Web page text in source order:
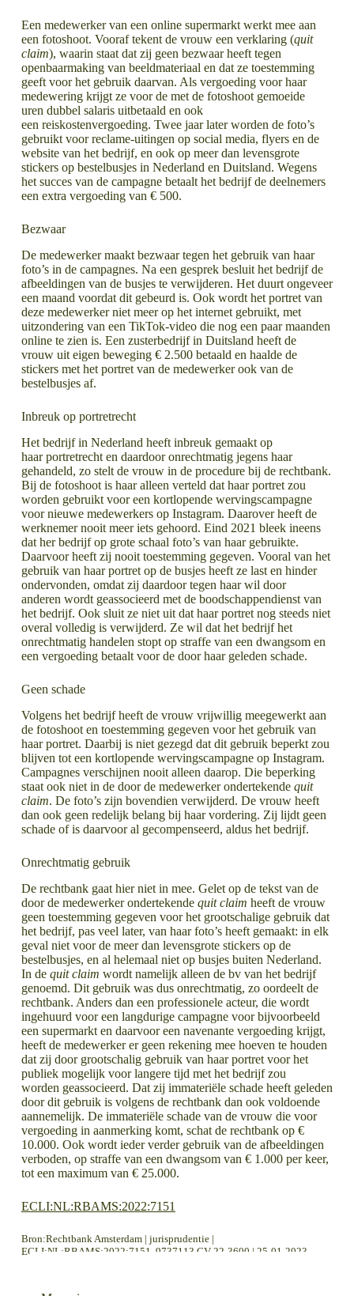
Een medewerker van een online supermarkt werkt mee aan
een fotoshoot. Vooraf tekent de vrouw een verklaring (quit
claim), waarin staat dat zij geen bezwaar heeft tegen
openbaarmaking van beeldmateriaal en dat ze toestemming
geeft voor het gebruik daarvan. Als vergoeding voor haar
medewering krijgt ze voor de met de fotoshoot gemoeide
uren dubbel salaris uitbetaald en ook
een reiskostenvergoeding. Twee jaar later worden de foto’s
gebruikt voor reclame-uitingen op social media, flyers en de
website van het bedrijf, en ook op meer dan levensgrote
stickers op bestelbusjes in Nederland en Duitsland. Wegens
het succes van de campagne betaalt het bedrijf de deelnemers
een extra vergoeding van € 500.
Bezwaar
De medewerker maakt bezwaar tegen het gebruik van haar
foto’s in de campagnes. Na een gesprek besluit het bedrijf de
afbeeldingen van de busjes te verwijderen. Het duurt ongeveer
een maand voordat dit gebeurd is. Ook wordt het portret van
deze medewerker niet meer op het internet gebruikt, met
uitzondering van een TikTok-video die nog een paar maanden
online te zien is. Een zusterbedrijf in Duitsland heeft de
vrouw uit eigen beweging € 2.500 betaald en haalde de
stickers met het portret van de medewerker ook van de
bestelbusjes af.
Inbreuk op portretrecht
Het bedrijf in Nederland heeft inbreuk gemaakt op
haar portretrecht en daardoor onrechtmatig jegens haar
gehandeld, zo stelt de vrouw in de procedure bij de rechtbank.
Bij de fotoshoot is haar alleen verteld dat haar portret zou
worden gebruikt voor een kortlopende wervingscampagne
voor nieuwe medewerkers op Instagram. Daarover heeft de
werknemer nooit meer iets gehoord. Eind 2021 bleek ineens
dat her bedrijf op grote schaal foto’s van haar gebruikte.
Daarvoor heeft zij nooit toestemming gegeven. Vooral van het
gebruik van haar portret op de busjes heeft ze last en hinder
ondervonden, omdat zij daardoor tegen haar wil door
anderen wordt geassocieerd met de boodschappendienst van
het bedrijf. Ook sluit ze niet uit dat haar portret nog steeds niet
overal volledig is verwijderd. Ze wil dat het bedrijf het
onrechtmatig handelen stopt op straffe van een dwangsom en
een vergoeding betaalt voor de door haar geleden schade.
Geen schade
Volgens het bedrijf heeft de vrouw vrijwillig meegewerkt aan
de fotoshoot en toestemming gegeven voor het gebruik van
haar portret. Daarbij is niet gezegd dat dit gebruik beperkt zou
blijven tot een kortlopende wervingscampagne op Instagram.
Campagnes verschijnen nooit alleen daarop. Die beperking
staat ook niet in de door de medewerker ondertekende quit
claim. De foto’s zijn bovendien verwijderd. De vrouw heeft
dan ook geen redelijk belang bij haar vordering. Zij lijdt geen
schade of is daarvoor al gecompenseerd, aldus het bedrijf.
Onrechtmatig gebruik
De rechtbank gaat hier niet in mee. Gelet op de tekst van de
door de medewerker ondertekende quit claim heeft de vrouw
geen toestemming gegeven voor het grootschalige gebruik dat
het bedrijf, pas veel later, van haar foto’s heeft gemaakt: in elk
geval niet voor de meer dan levensgrote stickers op de
bestelbusjes, en al helemaal niet op busjes buiten Nederland.
In de quit claim wordt namelijk alleen de bv van het bedrijf
genoemd. Dit gebruik was dus onrechtmatig, zo oordeelt de
rechtbank. Anders dan een professionele acteur, die wordt
ingehuurd voor een langdurige campagne voor bijvoorbeeld
een supermarkt en daarvoor een navenante vergoeding krijgt,
heeft de medewerker er geen rekening mee hoeven te houden
dat zij door grootschalig gebruik van haar portret voor het
publiek mogelijk voor langere tijd met het bedrijf zou
worden geassocieerd. Dat zij immateriële schade heeft geleden
door dit gebruik is volgens de rechtbank dan ook voldoende
aannemelijk. De immateriële schade van de vrouw die voor
vergoeding in aanmerking komt, schat de rechtbank op €
10.000. Ook wordt ieder verder gebruik van de afbeeldingen
verboden, op straffe van een dwangsom van € 1.000 per keer,
tot een maximum van € 25.000.
ECLI:NL:RBAMS:2022:7151
Bron:Rechtbank Amsterdam | jurisprudentie |
ECLI:NL:RBAMS:2022:7151, 9737113 CV 22-3600 | 25-01-2023